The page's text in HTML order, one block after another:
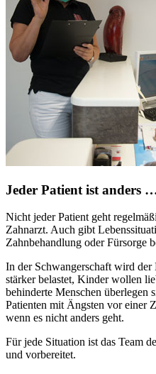
Jeder Patient ist anders
Nicht jeder Patient geht
Zahnarzt. Auch gibt
Zahnbehandlung oder Fürsorge
In der Schwangerschaft wird
stärker belastet, Kinder wollen
behinderte Menschen überlegen
Patienten mit Ängsten vor einer
wenn es nicht anders geht.
Für jede Situation ist das Team
und vorbereitet.